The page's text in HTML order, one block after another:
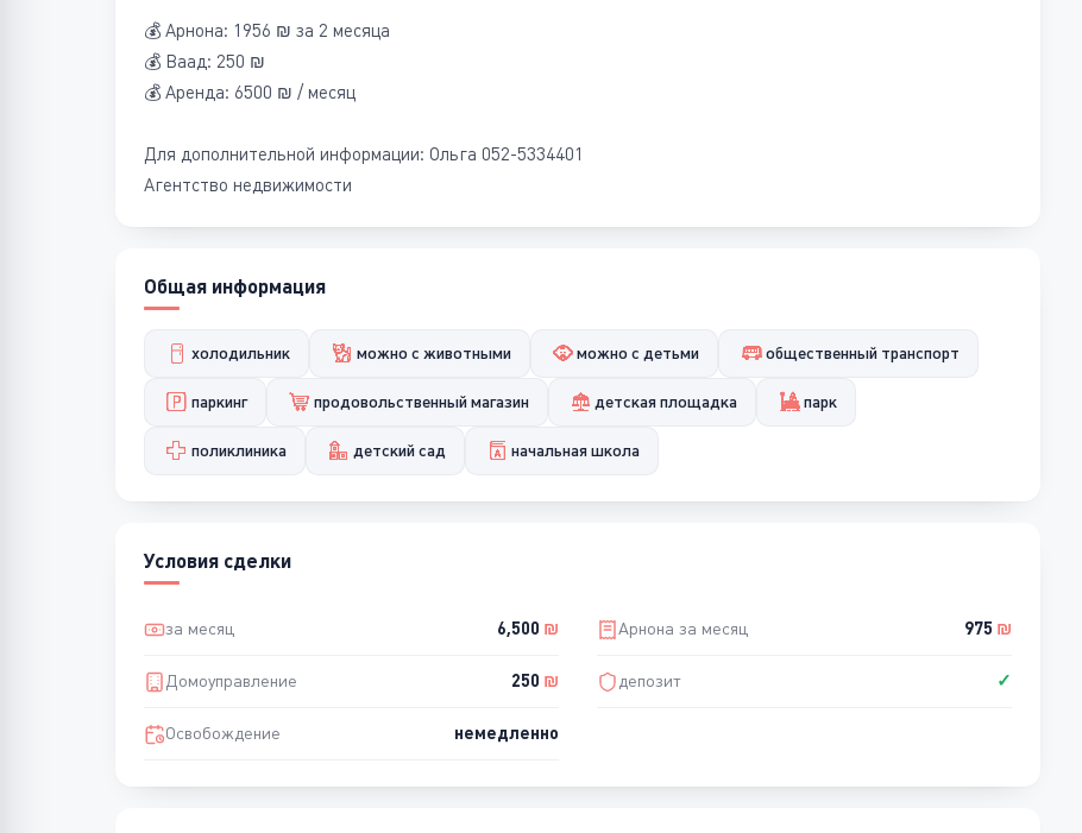
💰 Арнона: 1956 ₪ за 2 месяца
💰 Ваад: 250 ₪
💰 Аренда: 6500 ₪ / месяц
Для дополнительной информации: Ольга 052-5334401
Агентство недвижимости
Общая информация
холодильник можно с животными можно с детьми общественный транспорт
паркинг продовольственный магазин детская площадка парк
поликлиника детский сад начальная школа
Условия сделки
за месяц 6,500 ₪ Арнона за месяц 975 ₪
Домоуправление 250 ₪ депозит ✓
Освобождение немедленно